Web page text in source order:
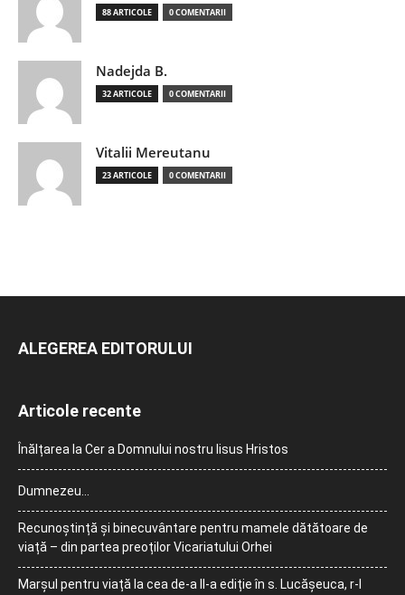
88 ARTICOLE 0 COMENTARII
Nadejda B.
32 ARTICOLE 0 COMENTARII
Vitalii Mereutanu
23 ARTICOLE 0 COMENTARII
ALEGEREA EDITORULUI
Articole recente
Înălțarea la Cer a Domnului nostru Iisus Hristos
Dumnezeu…
Recunoștință și binecuvântare pentru mamele dătătoare de
viață – din partea preoților Vicariatului Orhei
Marșul pentru viață la cea de-a II-a ediție în s. Lucășeuca, r-l